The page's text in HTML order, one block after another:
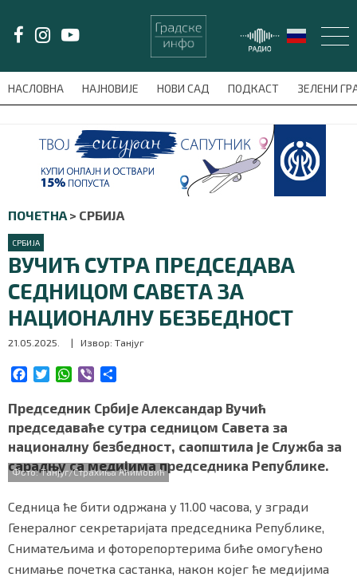
НАСЛОВНА НАЈНОВИЈЕ НОВИ САД ПОДКАСТ ЗЕЛЕНИ
meni'); $this_item = current( wp_filter_object_list(
ПОЧЕТНА > СРБИЈА
СРБИЈА
ВУЧИЋ СУТРА ПРЕДСЕДАВА
СЕДНИЦОМ САВЕТА ЗА
НАЦИОНАЛНУ БЕЗБЕДНОСТ
21.05.2025. | Извор: Танјуг
c
e
b
o
o
k
i
t
t
e
r
W
a
t
s
A
p
p
b
e
r
a
r
e
Председник Србије Александар Вучић
председаваће сутра седницом Савета за
националну безбедност, саопштила је Служба за
сарадњу са медијима председника Републике.
Фото: Танјуг/Страхиња Аћимовић
Седница ће бити одржана у 11.00 часова, у згради
Генералног секретаријата председника Републике,
Сниматељима и фоторепортерима биће омогућено
снимање почетка састанка, након којег ће медијима
LAT/ЋИР
НАСЛОВНА
НАЈНОВИЈЕ
НОВИ САД
ПОДКАСТ
ЗЕЛЕНИ ГРАД
ВИДЕО
СПЕЦИЈАЛИ
БЛОГ
СРБИЈА
СВЕТ
ЖИВОТ И СТИЛ
СПОРТ